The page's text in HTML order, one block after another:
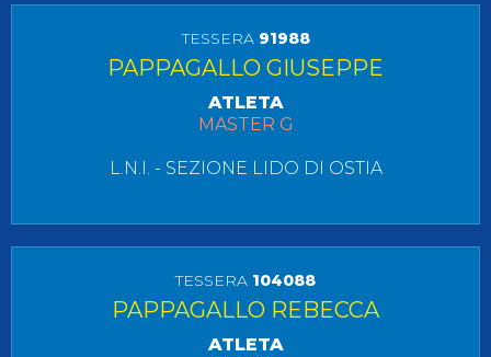
TESSERA 91988
PAPPAGALLO GIUSEPPE
ATLETA
MASTER G
L.N.I. - SEZIONE LIDO DI OSTIA
TESSERA 104088
PAPPAGALLO REBECCA
ATLETA